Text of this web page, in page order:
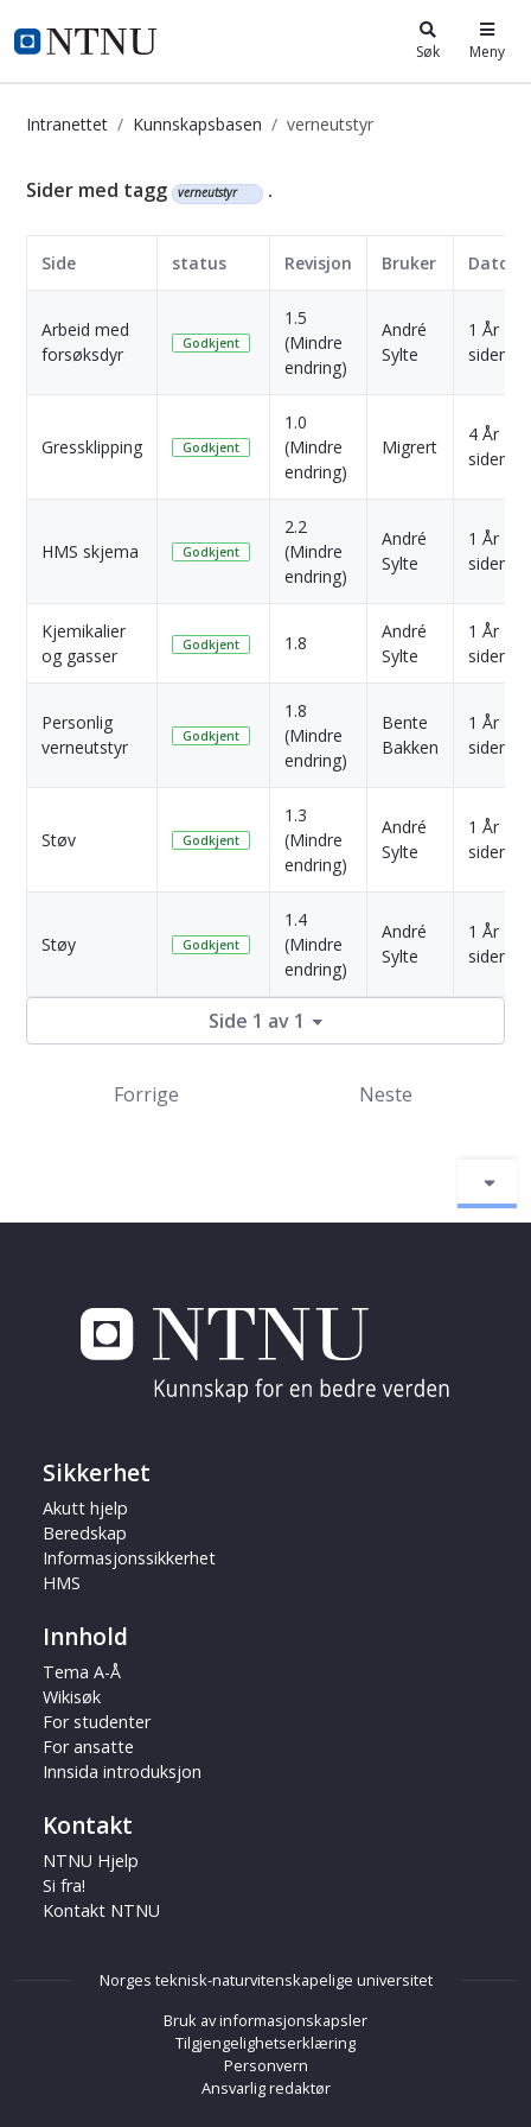
i.ntnu.no Søk Meny
Intranettet Kunnskapsbasen verneutstyr
Kunnskapsbasen
Sider med tagg verneutstyr .
Side status Revisjon Bruker Dato
Arbeid med
forsøksdyr
Godkjent
1.5
(Mindre
endring)
André
Sylte
1 År
siden
Gressklipping Godkjent
1.0
(Mindre
endring)
Migrert
4 År
siden
HMS skjema Godkjent
2.2
(Mindre
endring)
André
Sylte
1 År
siden
Kjemikalier
og gasser
Godkjent 1.8
André
Sylte
1 År
siden
Personlig
verneutstyr
Godkjent
1.8
(Mindre
endring)
Bente
Bakken
1 År
siden
Støv Godkjent
1.3
(Mindre
endring)
André
Sylte
1 År
siden
Støy Godkjent
1.4
(Mindre
endring)
André
Sylte
1 År
siden
Side 1 av 1
Forrige Neste
Sikkerhet
Akutt hjelp
Beredskap
Informasjonssikkerhet
HMS
Innhold
Tema A-Å
Wikisøk
For studenter
For ansatte
Innsida introduksjon
Kontakt
NTNU Hjelp
Si fra!
Kontakt NTNU
Norges teknisk-naturvitenskapelige universitet
Bruk av informasjonskapsler
Tilgjengelighetserklæring
Personvern
Ansvarlig redaktør